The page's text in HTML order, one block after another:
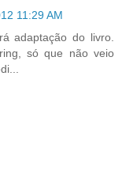
11:29 AM
adaptação do livro.
só que não veio